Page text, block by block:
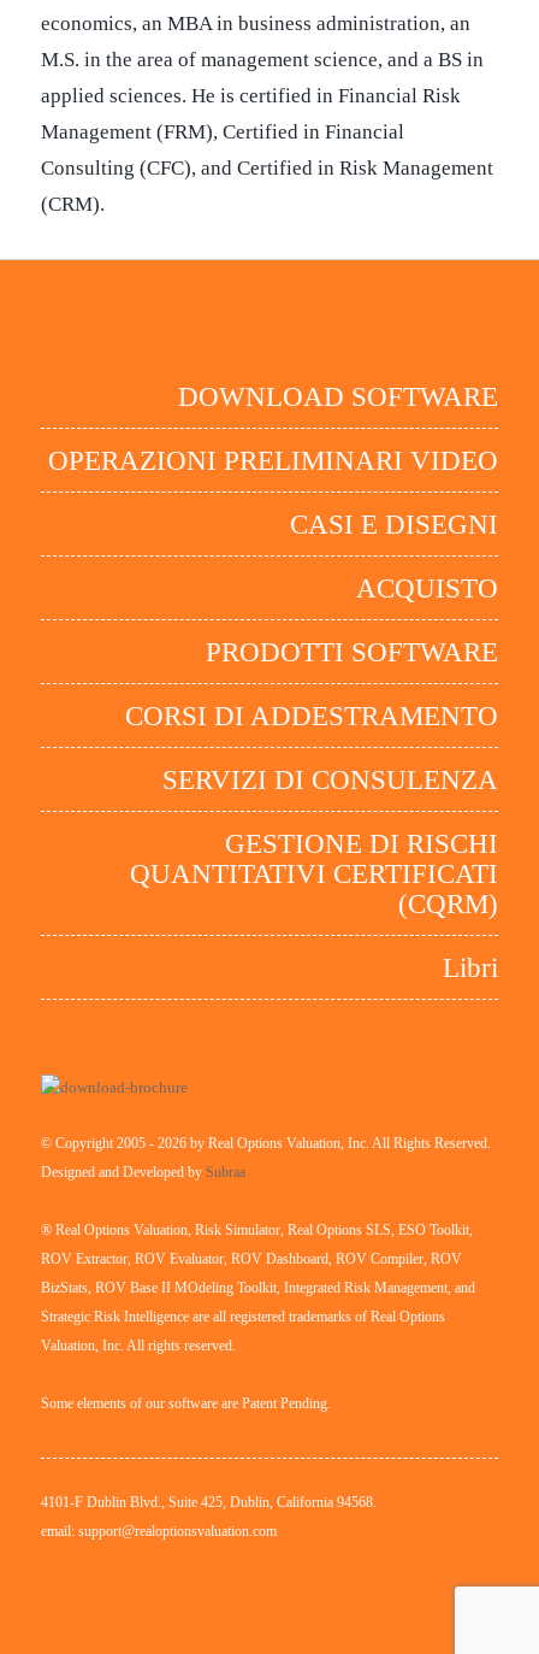
economics, an MBA in business administration, an
M.S. in the area of management science, and a BS in
applied sciences. He is certified in Financial Risk
Management (FRM), Certified in Financial
Consulting (CFC), and Certified in Risk Management
(CRM).
DOWNLOAD SOFTWARE
OPERAZIONI PRELIMINARI VIDEO
CASI E DISEGNI
ACQUISTO
PRODOTTI SOFTWARE
CORSI DI ADDESTRAMENTO
SERVIZI DI CONSULENZA
GESTIONE DI RISCHI
QUANTITATIVI CERTIFICATI
(CQRM)
Libri
© Copyright 2005 - 2026 by Real Options Valuation, Inc. All Rights Reserved.
Designed and Developed by Subraa
® Real Options Valuation, Risk Simulator, Real Options SLS, ESO Toolkit,
ROV Extractor, ROV Evaluator, ROV Dashboard, ROV Compiler, ROV
BizStats, ROV Base II MOdeling Toolkit, Integrated Risk Management, and
Strategic Risk Intelligence are all registered trademarks of Real Options
Valuation, Inc. All rights reserved.
Some elements of our software are Patent Pending.
4101-F Dublin Blvd., Suite 425, Dublin, California 94568.
email: support@realoptionsvaluation.com